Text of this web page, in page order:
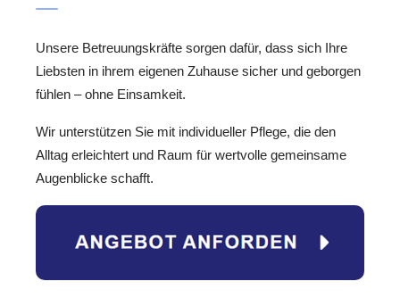
Unsere Betreuungskräfte sorgen dafür, dass sich Ihre
Liebsten in ihrem eigenen Zuhause sicher und geborgen
fühlen – ohne Einsamkeit.
Wir unterstützen Sie mit individueller Pflege, die den
Alltag erleichtert und Raum für wertvolle gemeinsame
Augenblicke schafft.